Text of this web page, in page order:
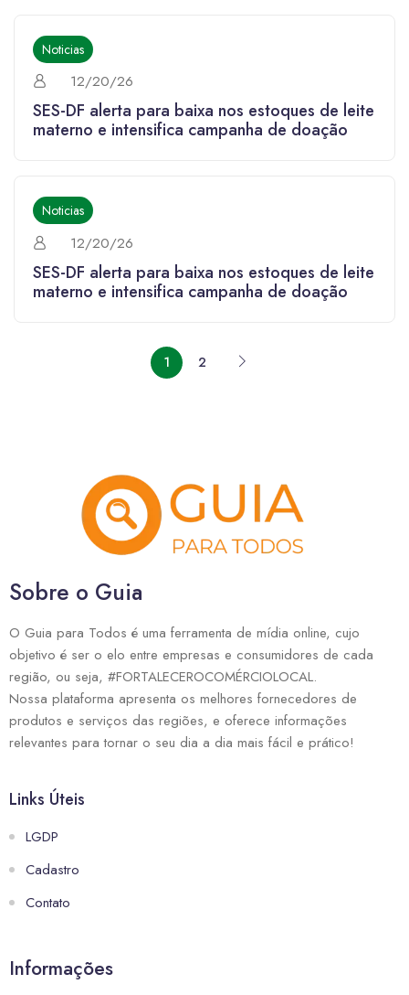
Noticias
12/20/26
SES-DF alerta para baixa nos estoques de leite
materno e intensifica campanha de doação
Noticias
12/20/26
SES-DF alerta para baixa nos estoques de leite
materno e intensifica campanha de doação
1 2
Sobre o Guia
O Guia para Todos é uma ferramenta de mídia online, cujo
objetivo é ser o elo entre empresas e consumidores de cada
região, ou seja, #FORTALECEROCOMÉRCIOLOCAL.
Nossa plataforma apresenta os melhores fornecedores de
produtos e serviços das regiões, e oferece informações
relevantes para tornar o seu dia a dia mais fácil e prático!
Links Úteis
LGDP
Cadastro
Contato
Informações